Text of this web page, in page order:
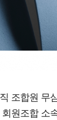
조합원 무
원조합 소